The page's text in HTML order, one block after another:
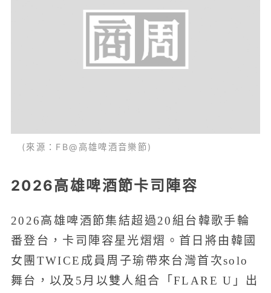
(來源：FB@高雄啤酒音樂節)
2026高雄啤酒節卡司陣容
2026高雄啤酒節集結超過20組台韓歌手輪
番登台，卡司陣容星光熠熠。首日將由韓國
女團TWICE成員周子瑜帶來台灣首次solo
舞台，以及5月以雙人組合「FLARE U」出